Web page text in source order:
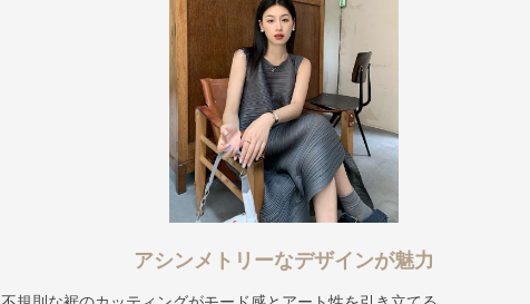
アシンメトリーなデザインが魅力